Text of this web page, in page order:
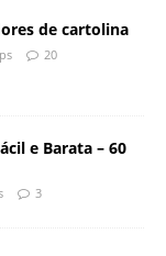
de cartolina
20
e Barata – 60
3